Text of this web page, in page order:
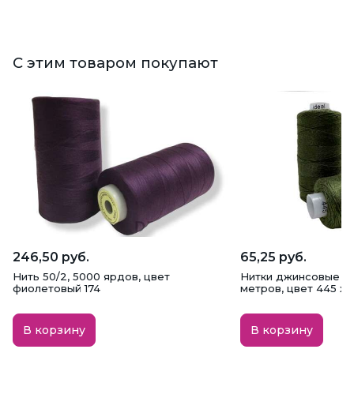
С этим товаром покупают
246,50 руб.
Нить 50/2, 5000 ярдов, цвет
фиолетовый 174
В корзину
65,25 руб.
Нитки джинсовые
метров, цвет 445
В корзину